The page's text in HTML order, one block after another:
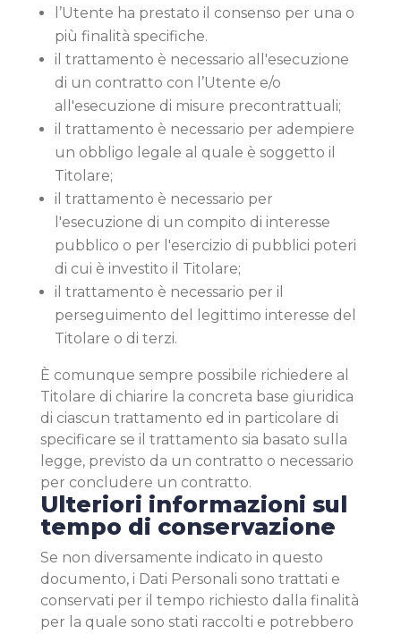
l’Utente ha prestato il consenso per una o
più finalità specifiche.
il trattamento è necessario all'esecuzione
di un contratto con l’Utente e/o
all'esecuzione di misure precontrattuali;
il trattamento è necessario per adempiere
un obbligo legale al quale è soggetto il
Titolare;
il trattamento è necessario per
l'esecuzione di un compito di interesse
pubblico o per l'esercizio di pubblici poteri
di cui è investito il Titolare;
il trattamento è necessario per il
perseguimento del legittimo interesse del
Titolare o di terzi.
È comunque sempre possibile richiedere al
Titolare di chiarire la concreta base giuridica
di ciascun trattamento ed in particolare di
specificare se il trattamento sia basato sulla
legge, previsto da un contratto o necessario
per concludere un contratto.
Ulteriori informazioni sul
tempo di conservazione
Se non diversamente indicato in questo
documento, i Dati Personali sono trattati e
conservati per il tempo richiesto dalla finalità
per la quale sono stati raccolti e potrebbero